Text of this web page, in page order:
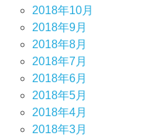
2018年10月
2018年9月
2018年8月
2018年7月
2018年6月
2018年5月
2018年4月
2018年3月